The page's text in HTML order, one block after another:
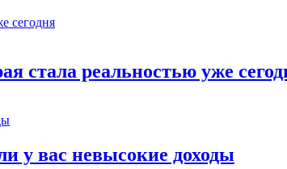
стала реальностью уже
у вас невысокие доходы